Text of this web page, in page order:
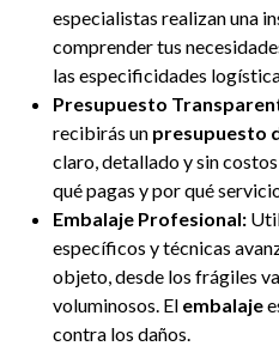
especialistas realizan una
comprender tus
las especificidades
Presupuesto
recibirás un presupuesto
claro, detallado y sin
qué pagas y por qué
Embalaje Profesional:
específicos y técnicas
objeto, desde los frágiles
voluminosos. El embalaje
contra los daños.